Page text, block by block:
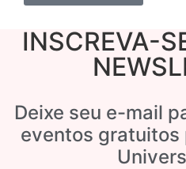
INSCREVA-
Deixe seu e-mail
eventos gratuitos